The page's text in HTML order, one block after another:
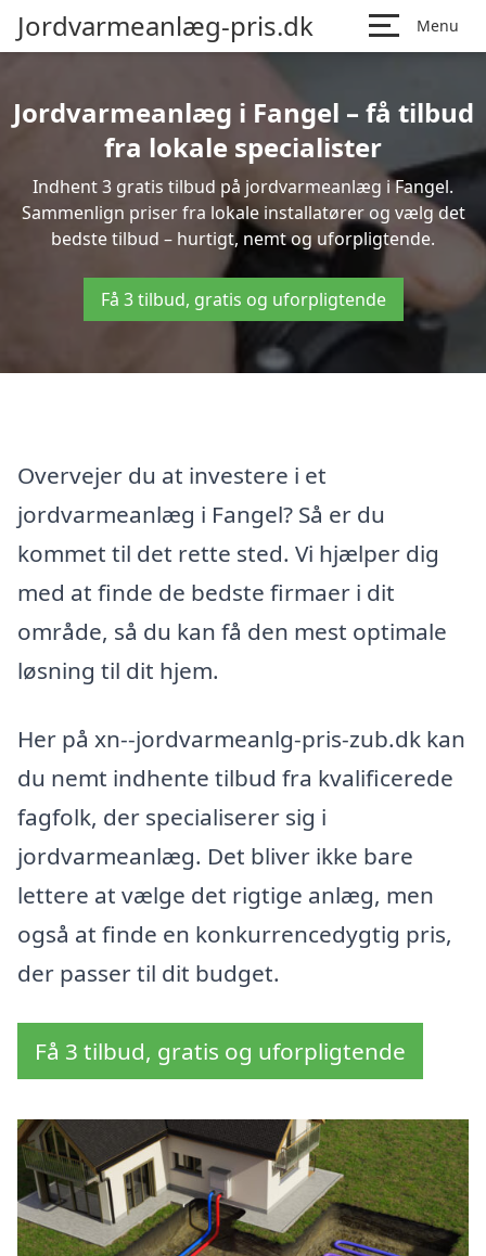
Jordvarmeanlæg-pris.dk Menu
Jordvarmeanlæg i Fangel – få tilbud
fra lokale specialister
Indhent 3 gratis tilbud på jordvarmeanlæg i Fangel.
Sammenlign priser fra lokale installatører og vælg det
bedste tilbud – hurtigt, nemt og uforpligtende.
Få 3 tilbud, gratis og uforpligtende
Overvejer du at investere i et
jordvarmeanlæg i Fangel? Så er du
kommet til det rette sted. Vi hjælper dig
med at finde de bedste firmaer i dit
område, så du kan få den mest optimale
løsning til dit hjem.
Her på xn--jordvarmeanlg-pris-zub.dk kan
du nemt indhente tilbud fra kvalificerede
fagfolk, der specialiserer sig i
jordvarmeanlæg. Det bliver ikke bare
lettere at vælge det rigtige anlæg, men
også at finde en konkurrencedygtig pris,
der passer til dit budget.
Få 3 tilbud, gratis og uforpligtende